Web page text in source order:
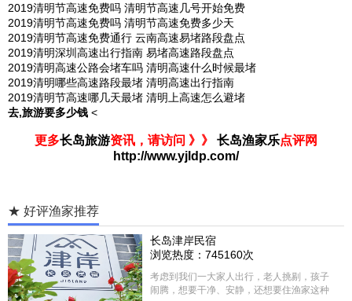
2019清明节高速免费吗 清明节高速几号开始免费
2019清明节高速免费吗 清明节高速免费多少天
2019清明节高速免费通行 云南高速易堵路段盘点
2019清明深圳高速出行指南 易堵高速路段盘点
2019清明高速公路会堵车吗 清明高速什么时候最堵
2019清明哪些高速路段最堵 清明高速出行指南
2019清明节高速哪几天最堵 清明上高速怎么避堵
去,旅游要多少钱 <
更多长岛旅游资讯，请访问 》》 长岛渔家乐点评网
http://www.yjldp.com/
★ 好评渔家推荐
长岛津岸民宿
浏览热度：745160次
考虑到我们一大家人出行，老人挑剔，孩子
闹腾，想要干净、安静，还想要住渔家这种